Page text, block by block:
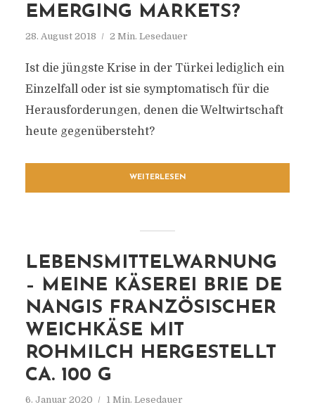
MERGING MARKETS?
28. August 2018 2 Min. Lesedauer
Ist die jüngste Krise in der Türkei lediglich ein
Einzelfall oder ist sie symptomatisch für die
Herausforderungen, denen die Weltwirtschaft
heute gegenübersteht?
WEITERLESEN
LEBENSMITTELWARNUNG
– MEINE KÄSEREI BRIE DE
NANGIS FRANZÖSISCHER
WEICHKÄSE MIT
ROHMILCH HERGESTELLT
CA. 100 G
6. Januar 2020 1 Min. Lesedauer